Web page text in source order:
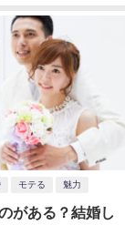
モテる 魅力
がある？結婚し